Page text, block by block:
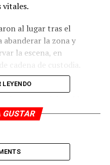
vitales.
al lugar tras el
la zona y
la escena, en
cadena de custodia.
realizarán las
factor involucrado en el
GUSTAR